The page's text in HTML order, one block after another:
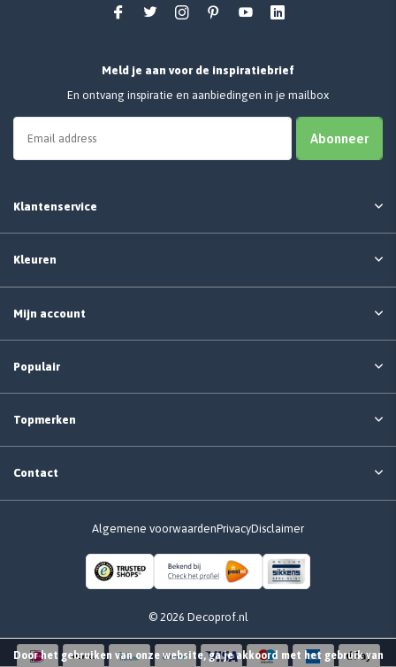
Meld je aan voor de inspiratiebrief
En ontvang inspiratie en aanbiedingen in je mailbox
Abonneer
Klantenservice
Kleuren
Mijn account
Populair
Topmerken
Contact
Algemene voorwaardenPrivacyDisclaimer
© 2026 Decoprof.nl
Door het gebruiken van onze website, ga je akkoord met het gebruik van